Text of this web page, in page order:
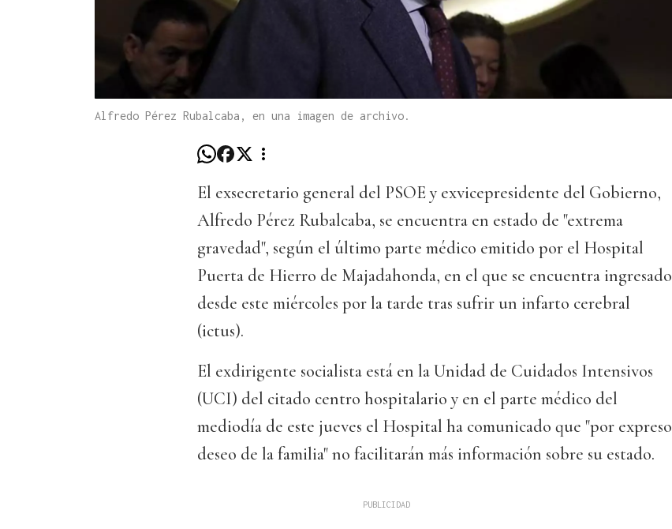
Alfredo Pérez Rubalcaba, en una imagen de archivo.
El exsecretario general del PSOE y exvicepresidente del Gobierno,
Alfredo Pérez Rubalcaba, se encuentra en estado de "extrema
gravedad", según el último parte médico emitido por el Hospital
Puerta de Hierro de Majadahonda, en el que se encuentra ingresado
desde este miércoles por la tarde tras sufrir un infarto cerebral
(ictus).
El exdirigente socialista está en la Unidad de Cuidados Intensivos
(UCI) del citado centro hospitalario y en el parte médico del
mediodía de este jueves el Hospital ha comunicado que "por expreso
deseo de la familia" no facilitarán más información sobre su estado.